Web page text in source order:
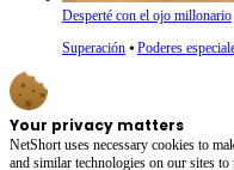
Desperté con el ojo millonario
Superación ⦁ Poderes
Your privacy matters
NetShort uses necessary cookies to
and similar technologies on our sites